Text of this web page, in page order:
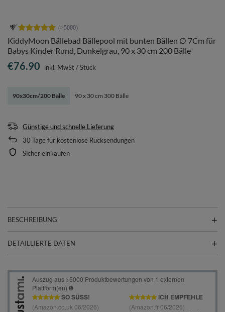
KiddyMoon Bällebad Bällepool mit bunten Bällen ∅ 7Cm für
Babys Kinder Rund, Dunkelgrau, 90 x 30 cm 200 Bälle
90x30cm/200 Bälle 90 x 30 cm 300 Bälle
€76.90 inkl. MwSt/Stück
Günstige und schnelle Lieferung
30 Tage für kostenlose Rücksendungen
Sicher einkaufen
BESCHREIBUNG
DETAILLIERTE DATEN